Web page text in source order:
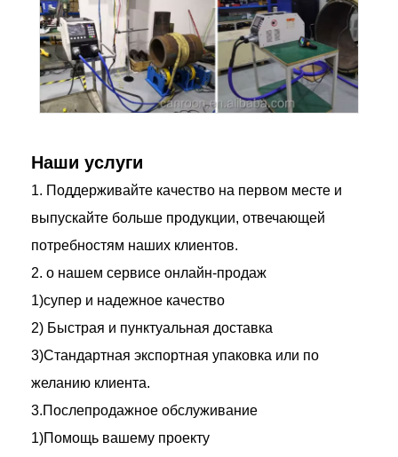
Наши услуги
1. Поддерживайте качество на первом месте и
выпускайте больше продукции, отвечающей
потребностям наших клиентов.
2. о нашем сервисе онлайн-продаж
1)супер и надежное качество
2) Быстрая и пунктуальная доставка
3)Стандартная экспортная упаковка или по
желанию клиента.
3.Послепродажное обслуживание
1)Помощь вашему проекту